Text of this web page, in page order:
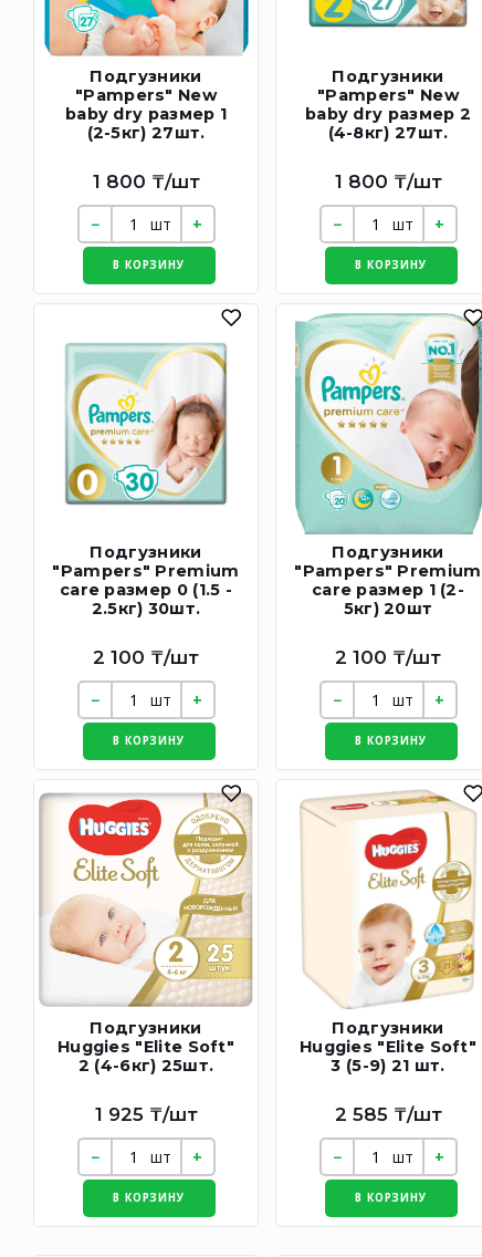
Подгузники
"Pampers" New
baby dry размер 1
(2-5кг) 27шт.
1 800 ₸/шт
шт
В КОРЗИНУ
Подгузники
"Pampers" New
baby dry размер 2
(4-8кг) 27шт.
1 800 ₸/шт
шт
В КОРЗИНУ
Подгузники
"Pampers" Premium
care размер 0 (1.5 -
2.5кг) 30шт.
2 100 ₸/шт
шт
В КОРЗИНУ
Подгузники
"Pampers" Premium
care размер 1 (2-
5кг) 20шт
2 100 ₸/шт
шт
В КОРЗИНУ
Подгузники
Huggies "Elite Soft"
2 (4-6кг) 25шт.
1 925 ₸/шт
шт
В КОРЗИНУ
Подгузники
Huggies "Elite Soft"
3 (5-9) 21 шт.
2 585 ₸/шт
шт
В КОРЗИНУ